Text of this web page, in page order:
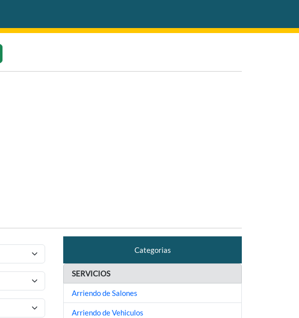
Categorias
SERVICIOS
Arriendo de Salones
Arriendo de Vehiculos